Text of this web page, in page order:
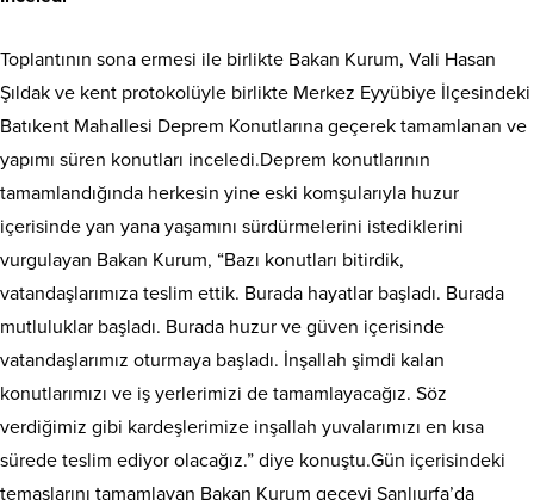
Toplantının sona ermesi ile birlikte Bakan Kurum, Vali Hasan
Şıldak ve kent protokolüyle birlikte Merkez Eyyübiye İlçesindeki
Batıkent Mahallesi Deprem Konutlarına geçerek tamamlanan ve
yapımı süren konutları inceledi.Deprem konutlarının
tamamlandığında herkesin yine eski komşularıyla huzur
içerisinde yan yana yaşamını sürdürmelerini istediklerini
vurgulayan Bakan Kurum, “Bazı konutları bitirdik,
vatandaşlarımıza teslim ettik. Burada hayatlar başladı. Burada
mutluluklar başladı. Burada huzur ve güven içerisinde
vatandaşlarımız oturmaya başladı. İnşallah şimdi kalan
konutlarımızı ve iş yerlerimizi de tamamlayacağız. Söz
verdiğimiz gibi kardeşlerimize inşallah yuvalarımızı en kısa
sürede teslim ediyor olacağız.” diye konuştu.Gün içerisindeki
temaslarını tamamlayan Bakan Kurum geceyi Şanlıurfa’da